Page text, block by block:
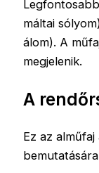
máltai
álom). A
megjelenik.
A
Ez az